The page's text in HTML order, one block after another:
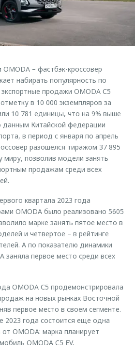
– фастбэк-кроссовер
набирать популярность по
продажи OMODA С5
в 10 000 экземпляров за
10 781 единицы, что на 9% выше
данным Китайской федерации
в период с января по апрель
разошелся тиражом 37 895
миру, позволив модели занять
продажам среди всех
квартала 2023 года
OMODA было реализовано 5605
марке занять пятое место в
и четвертое – в рейтинге
А по показателю динамики
заняла первое место среди всех
OMODA С5 продемонстрировала
на новых рынках Восточной
первое место в своем сегменте.
2023 года состоится еще одна
OMODA: марка планирует
OMODA C5 EV.